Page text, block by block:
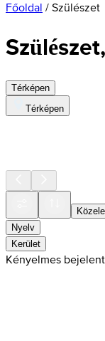
Főoldal / Szülészet
Térképen
Térképen
Nyelv
Kerület
Kényelmes